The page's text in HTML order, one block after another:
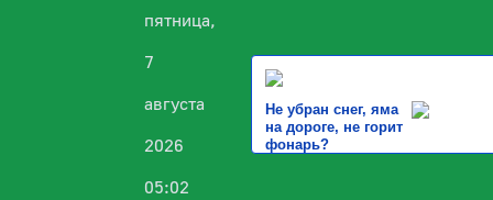
пятница,
7
августа
2026
05:02
Не убран снег, яма
на дороге, не горит
фонарь?